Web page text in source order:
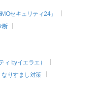
セキュリティ24」
断
byイエラエ）
なりすまし対策